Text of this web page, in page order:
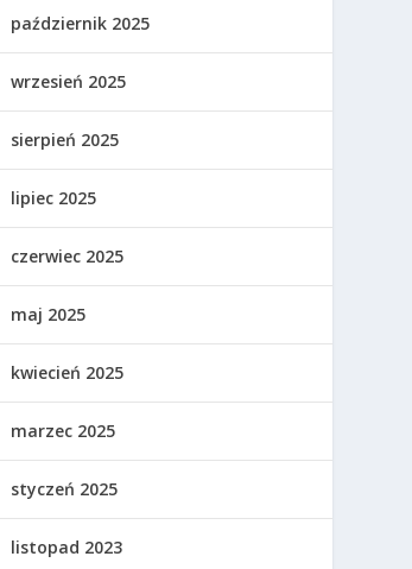
październik 2025
wrzesień 2025
sierpień 2025
lipiec 2025
czerwiec 2025
maj 2025
kwiecień 2025
marzec 2025
styczeń 2025
listopad 2023